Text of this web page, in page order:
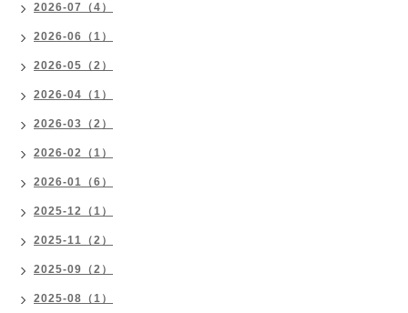
2026-07（4）
2026-06（1）
2026-05（2）
2026-04（1）
2026-03（2）
2026-02（1）
2026-01（6）
2025-12（1）
2025-11（2）
2025-09（2）
2025-08（1）